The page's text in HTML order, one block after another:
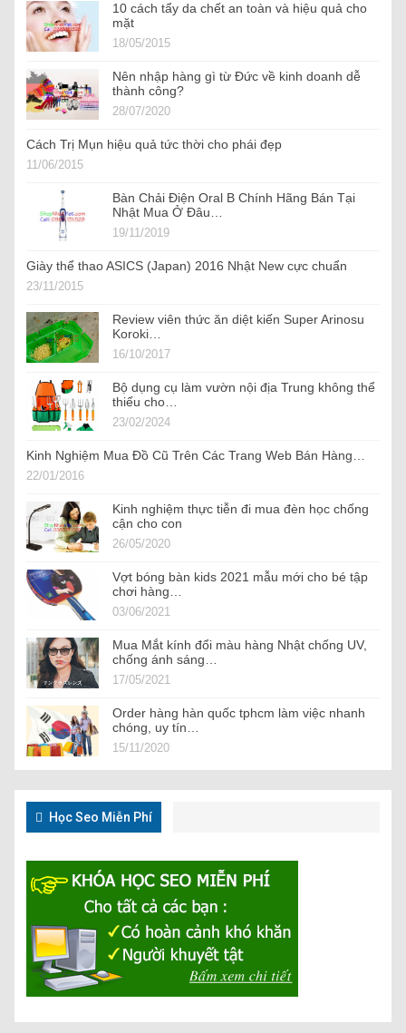
10 cách tẩy da chết an toàn và hiệu quả cho
mặt
18/05/2015
Nên nhập hàng gì từ Đức về kinh doanh dễ
thành công?
28/07/2020
Cách Trị Mụn hiệu quả tức thời cho phái đẹp
11/06/2015
Bàn Chải Điện Oral B Chính Hãng Bán Tại
Nhật Mua Ở Đâu…
19/11/2019
Giày thể thao ASICS (Japan) 2016 Nhật New cực chuẩn
23/11/2015
Review viên thức ăn diệt kiến Super Arinosu
Koroki…
16/10/2017
Bộ dụng cụ làm vườn nội địa Trung không thể
thiếu cho…
23/02/2024
Kinh Nghiệm Mua Đồ Cũ Trên Các Trang Web Bán Hàng…
22/01/2016
Kinh nghiệm thực tiễn đi mua đèn học chống
cận cho con
26/05/2020
Vợt bóng bàn kids 2021 mẫu mới cho bé tập
chơi hàng…
03/06/2021
Mua Mắt kính đổi màu hàng Nhật chống UV,
chống ánh sáng…
17/05/2021
Order hàng hàn quốc tphcm làm việc nhanh
chóng, uy tín…
15/11/2020
Học Seo Miễn Phí